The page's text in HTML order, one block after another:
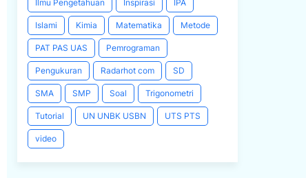
Ilmu Pengetahuan Inspirasi IPA
Islami Kimia Matematika Metode
PAT PAS UAS Pemrograman
Pengukuran Radarhot com SD
SMA SMP Soal Trigonometri
Tutorial UN UNBK USBN UTS PTS
video